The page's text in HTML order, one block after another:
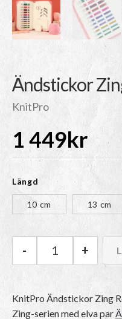
Ändstickor
KnitPro
1 449kr
Längd
10 cm 13 cm
KnitPro
- +
KnitPro Ändstickor Zing
Zing-serien med elva par